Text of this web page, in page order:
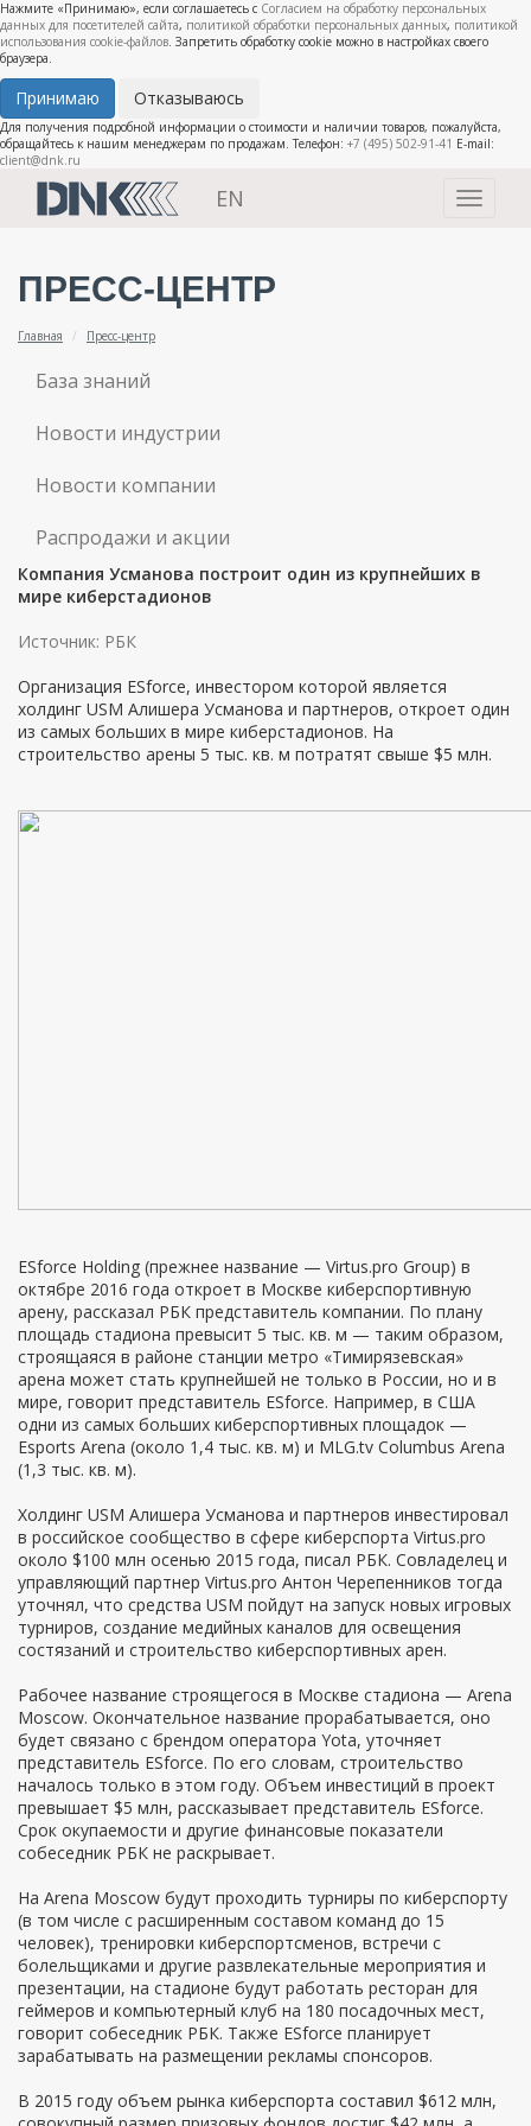
Нажмите «Принимаю», если соглашаетесь с Согласием на обработку персональных
данных для посетителей сайта, политикой обработки персональных данных, политикой
использования cookie-файлов. Запретить обработку cookie можно в настройках своего
браузера.
Принимаю Отказываюсь
Для получения подробной информации о стоимости и наличии товаров, пожалуйста,
обращайтесь к нашим менеджерам по продажам. Телефон: +7 (495) 502-91-41 E-mail:
client@dnk.ru
Toggle
EN
ПРЕСС-ЦЕНТР
Главная Пресс-центр
База знаний
Новости индустрии
Новости компании
Распродажи и акции
Компания Усманова построит один из крупнейших в
мире киберстадионов
Источник: РБК
Организация ESforce, инвестором которой является
холдинг USM Алишера Усманова и партнеров, откроет один
из самых больших в мире киберстадионов. На
строительство арены 5 тыс. кв. м потратят свыше $5 млн.
ESforce Holding (прежнее название — Virtus.pro Group) в
октябре 2016 года откроет в Москве киберспортивную
арену, рассказал РБК представитель компании. По плану
площадь стадиона превысит 5 тыс. кв. м — таким образом,
строящаяся в районе станции метро «Тимирязевская»
арена может стать крупнейшей не только в России, но и в
мире, говорит представитель ESforce. Например, в США
одни из самых больших киберспортивных площадок —
Esports Arena (около 1,4 тыс. кв. м) и MLG.tv Columbus Arena
(1,3 тыс. кв. м).
Холдинг USM Алишера Усманова и партнеров инвестировал
в российское сообщество в сфере киберспорта Virtus.pro
около $100 млн осенью 2015 года, писал РБК. Совладелец и
управляющий партнер Virtus.pro Антон Черепенников тогда
уточнял, что средства USM пойдут на запуск новых игровых
турниров, создание медийных каналов для освещения
состязаний и строительство киберспортивных арен.
Рабочее название строящегося в Москве стадиона — Arena
Moscow. Окончательное название прорабатывается, оно
будет связано с брендом оператора Yota, уточняет
представитель ESforce. По его словам, строительство
началось только в этом году. Объем инвестиций в проект
превышает $5 млн, рассказывает представитель ESforce.
Срок окупаемости и другие финансовые показатели
собеседник РБК не раскрывает.
На Arena Moscow будут проходить турниры по киберспорту
(в том числе с расширенным составом команд до 15
человек), тренировки киберспортсменов, встречи с
болельщиками и другие развлекательные мероприятия и
презентации, на стадионе будут работать ресторан для
геймеров и компьютерный клуб на 180 посадочных мест,
говорит собеседник РБК. Также ESforce планирует
зарабатывать на размещении рекламы спонсоров.
В 2015 году объем рынка киберспорта составил $612 млн,